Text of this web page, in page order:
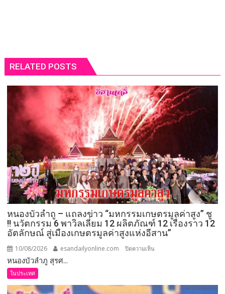
RELATED POSTS
หนองบัวลำถู – แถลงข่าว “มหกรรมเกษตรมูลค่าสูง” ชู
!! นวัตกรรม 6 พาวิลเลี่ยม 12 ผลิตภัณฑ์ 12 เรื่องราว 12
อัตลักษณ์ สู่เมืองเกษตรมูลค่าสูงแห่งอีสาน”
10/08/2026 esandailyonline.com ปิดความเห็น
แถลง
หนองบัวลำภู สุรศ...
ในประเทศ